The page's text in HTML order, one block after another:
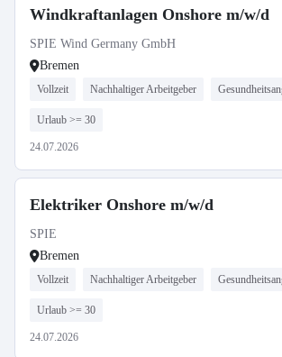
Windkraftanlagen Onshore m/w/d
SPIE Wind Germany GmbH
Bremen
Vollzeit Nachhaltiger Arbeitgeber
Urlaub >= 30
24.07.2026
Elektriker Onshore m/w/d
SPIE
Bremen
Vollzeit Nachhaltiger Arbeitgeber
Urlaub >= 30
24.07.2026